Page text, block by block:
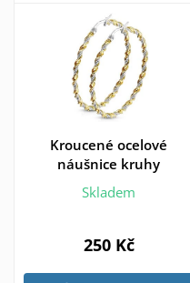
Kroucené ocelové
náušnice kruhy
Skladem
250 Kč